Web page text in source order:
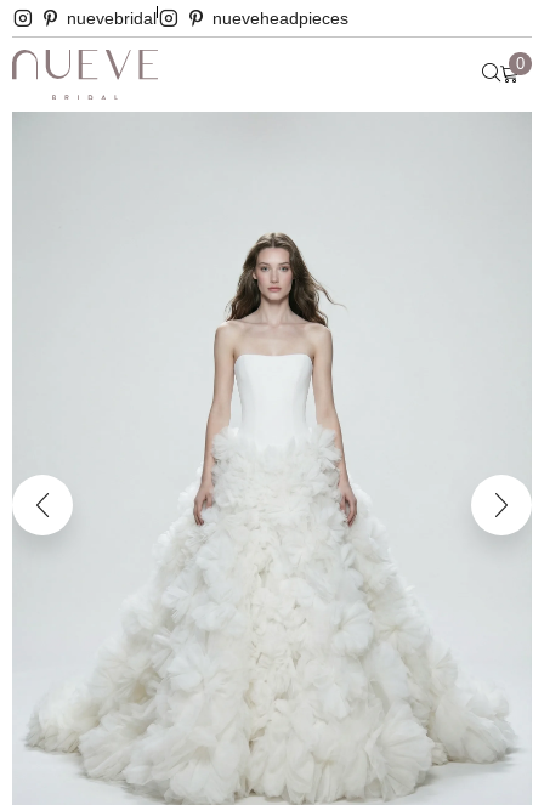
nuevebridal nueveheadpieces
0